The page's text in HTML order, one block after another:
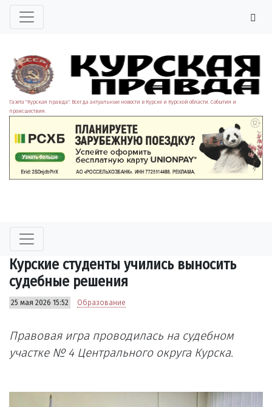
Газета "Курская правда". Всегда актуальные новости в Курске и Курской области. События и
происшествия.
Курские студенты учились выносить
судебные решения
25 мая 2026 15:52 Образование
Правовая игра проводилась на судебном
участке № 4 Центрального округа Курска.